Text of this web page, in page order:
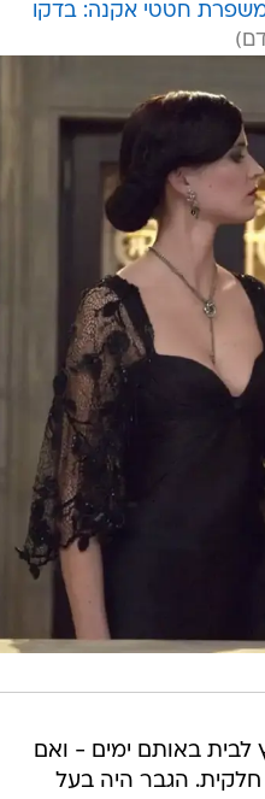
חטטי אקנה: בדקו
באותם ימים - ואם
הגבר היה בעל